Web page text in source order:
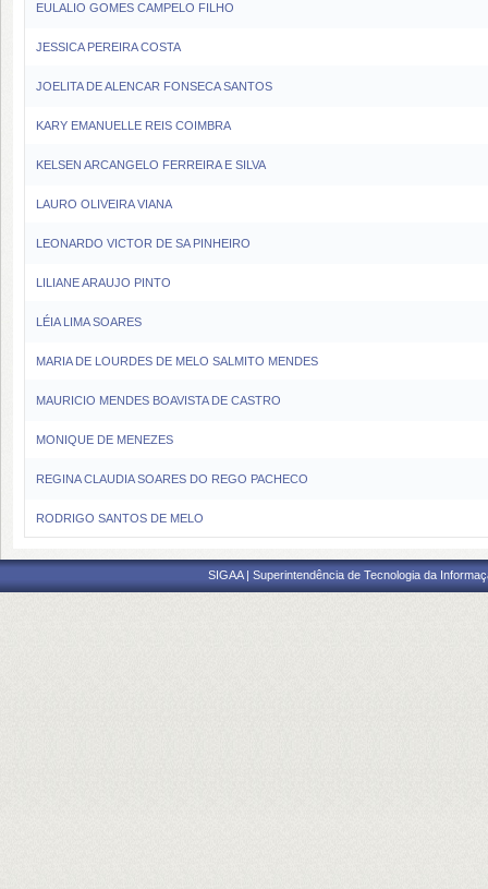
EULALIO GOMES CAMPELO FILHO
JESSICA PEREIRA COSTA
JOELITA DE ALENCAR FONSECA SANTOS
KARY EMANUELLE REIS COIMBRA
KELSEN ARCANGELO FERREIRA E SILVA
LAURO OLIVEIRA VIANA
LEONARDO VICTOR DE SA PINHEIRO
LILIANE ARAUJO PINTO
LÉIA LIMA SOARES
MARIA DE LOURDES DE MELO SALMITO MENDES
MAURICIO MENDES BOAVISTA DE CASTRO
MONIQUE DE MENEZES
REGINA CLAUDIA SOARES DO REGO PACHECO
RODRIGO SANTOS DE MELO
SIGAA | Superintendência de Tecnologia da